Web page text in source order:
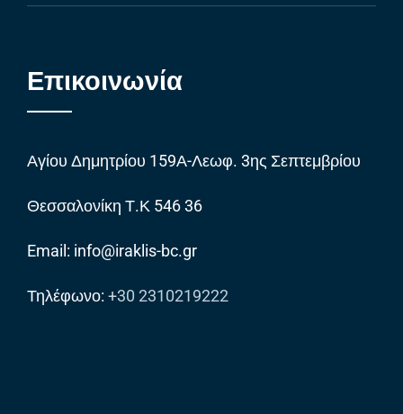
Επικοινωνία
Αγίου Δημητρίου 159Α-Λεωφ. 3ης Σεπτεμβρίου
Θεσσαλονίκη Τ.Κ 546 36
Email: info@iraklis-bc.gr
Τηλέφωνο: +30 2310219222